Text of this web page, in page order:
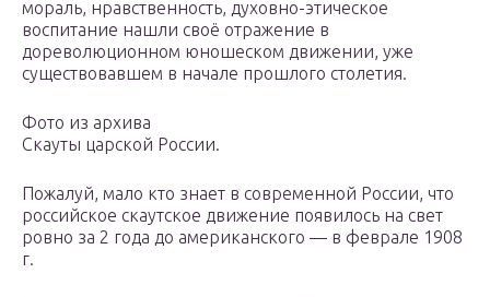
мораль, нравственность, духовно-этическое
воспитание нашли своё отражение в
дореволюционном юношеском движении, уже
существовавшем в начале прошлого столетия.
Фото из архива
Скауты царской России.
Пожалуй, мало кто знает в современной России, что
российское скаутское движение появилось на свет
ровно за 2 года до американского — в феврале 1908
г.